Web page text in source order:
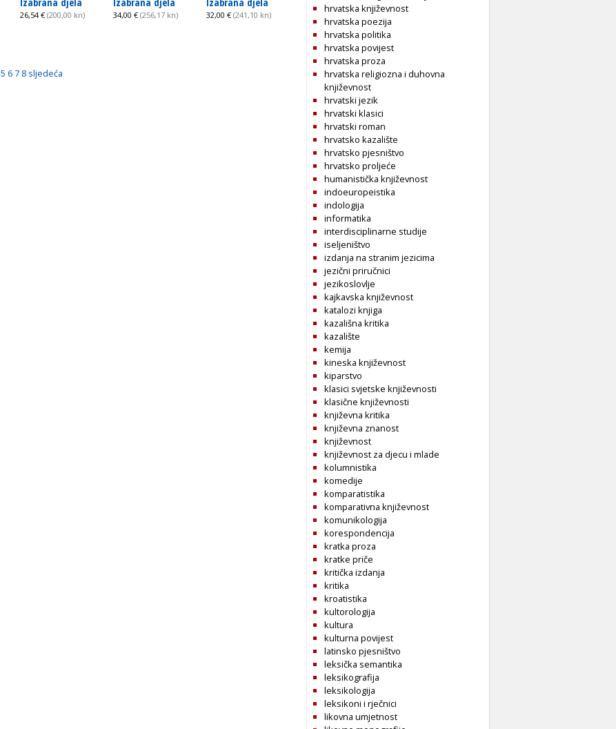
26,54 € (200,00 kn) 34,00 € (256,17 kn) 32,00 € (241,10 kn)
5 6 7 8 sljedeća
hrvatska književnost
hrvatska poezija
hrvatska politika
hrvatska povijest
hrvatska proza
hrvatska religiozna i duhovna
književnost
hrvatski jezik
hrvatski klasici
hrvatski roman
hrvatsko kazalište
hrvatsko pjesništvo
hrvatsko proljeće
humanistička književnost
indoeuropeistika
indologija
informatika
interdisciplinarne studije
iseljeništvo
izdanja na stranim jezicima
jezični priručnici
jezikoslovlje
kajkavska književnost
katalozi knjiga
kazališna kritika
kazalište
kemija
kineska književnost
kiparstvo
klasici svjetske književnosti
klasične književnosti
književna kritika
književna znanost
književnost
književnost za djecu i mlade
kolumnistika
komedije
komparatistika
komparativna književnost
komunikologija
korespondencija
kratka proza
kratke priče
kritička izdanja
kritika
kroatistika
kultorologija
kultura
kulturna povijest
latinsko pjesništvo
leksička semantika
leksikografija
leksikologija
leksikoni i rječnici
likovna umjetnost